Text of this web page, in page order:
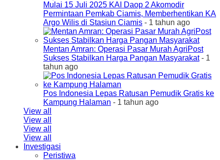
Mulai 15 Juli 2025 KAI Daop 2 Akomodir
Permintaan Pemkab Ciamis, Memberhentikan KA
Argo Wilis di Stasiun Ciamis - 1 tahun ago
Mentan Amran: Operasi Pasar Murah AgriPost
Sukses Stabilkan Harga Pangan Masyarakat- 1
tahun ago
Pos Indonesia Lepas Ratusan Pemudik Gratis ke
Kampung Halaman - 1 tahun ago
View all
View all
View all
View all
Investigasi
Peristiwa